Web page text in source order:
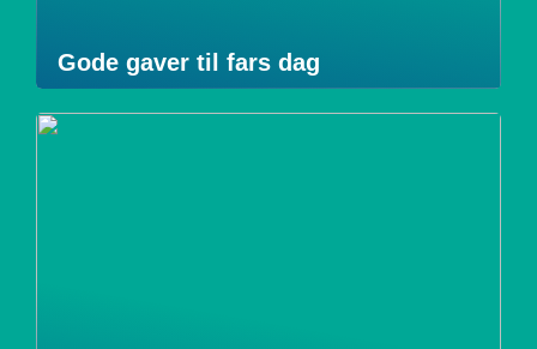
Gode gaver til fars dag